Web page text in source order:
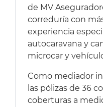
de MV
correduría con
experiencia
autocaravana y
microcar y
Como mediador
las pólizas de 36
coberturas a